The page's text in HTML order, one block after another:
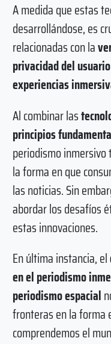
A medida que estas
desarrollándose, es
relacionadas con la
privacidad del usuario
experiencias
Al combinar las
principios
periodismo inmersivo
la forma en que
las noticias. Sin
abordar los desafíos
estas innovaciones.
En última instancia, el
en el periodismo
periodismo espacial
fronteras en la forma
comprendemos el